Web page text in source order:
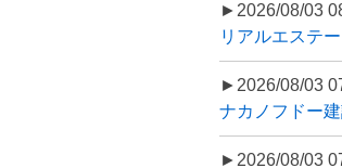
►2026/08/03
リアルエステ
►2026/08/03
ナカノフドー
►2026/08/03